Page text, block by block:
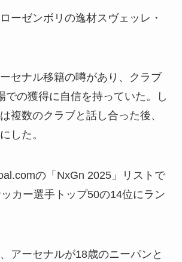
ーゼンボリの逸材スヴェッレ・
セナル移籍の噂があり、クラブ
での獲得に自信を持っていた。し
複数のクラブと話し合った後、
した。
の「NxGn 2025」リストで
カー選手トップ50の14位にラン
アーセナルが18歳のニーパンと